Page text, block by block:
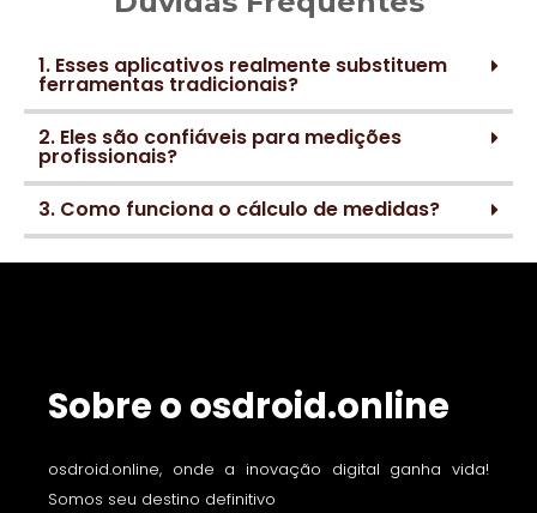
1. Esses aplicativos realmente substituem
ferramentas tradicionais?
2. Eles são confiáveis para medições
profissionais?
3. Como funciona o cálculo de medidas?
Sobre o osdroid.online
osdroid.online, onde a inovação digital ganha vida!
Somos seu destino definitivo